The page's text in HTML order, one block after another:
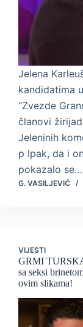
Jelena
kandidatima
“Zvezde
članovi
Jeleninih
p Ipak, da i
pokazalo se…
G. VASILJEVIĆ
VIJESTI
GRMI
sa seksi
ovim slikama!